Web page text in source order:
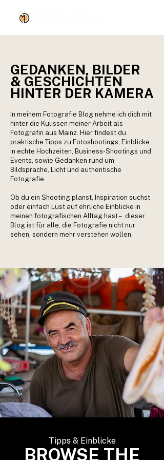
GEDANKEN, BILDER
& GESCHICHTEN
HINTER DER KAMERA
In meinem Fotografie Blog nehme ich dich mit
hinter die Kulissen meiner Arbeit als
Fotografin aus Mainz. Hier findest du
praktische Tipps zu Fotoshootings, Einblicke
in echte Hochzeiten, Business-Shootings und
Events, sowie Gedanken rund um
Bildsprache, Licht und authentische
Fotografie.
Ob du ein Shooting planst, Inspiration suchst
oder einfach Lust auf ehrliche Einblicke in
meinen fotografischen Alltag hast – dieser
Blog ist für alle, die Fotografie nicht nur
sehen, sondern mehr verstehen wollen.
Tipps & Einblicke
BROWSE THE